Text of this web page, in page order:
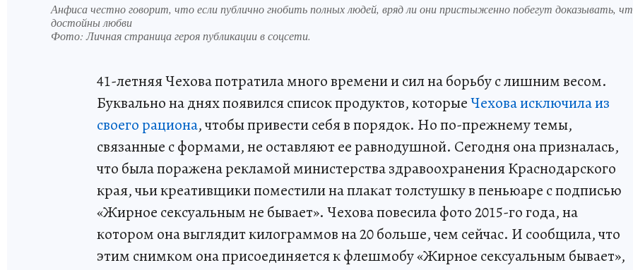
Анфиса честно говорит, что если публично гнобить полных людей, вряд ли они пристыженно побегут доказывать,
достойны любви
Фото:Личная страница героя публикации в соцсети.
41-летняя Чехова потратила много времени и сил на борьбу с лишним весом.
Буквально на днях появился список продуктов, которыеЧехова исключила из
своего рациона, чтобы привести себя в порядок. Но по-прежнему темы,
связанные с формами, не оставляют ее равнодушной. Сегодня она призналась,
что была поражена рекламой министерства здравоохранения Краснодарского
края, чьи креативщики поместили на плакат толстушку в пеньюаре с подписью
«Жирное сексуальным не бывает». Чехова повесила фото 2015-го года, на
котором она выглядит килограммов на 20 больше, чем сейчас. И сообщила, что
этим снимком она присоединяется к флешмобу «Жирное сексуальным бывает»,